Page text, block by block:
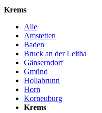
Krems
Alle
Amstetten
Baden
Bruck an der Leitha
Gänserndorf
Gmünd
Hollabrunn
Horn
Korneuburg
Krems